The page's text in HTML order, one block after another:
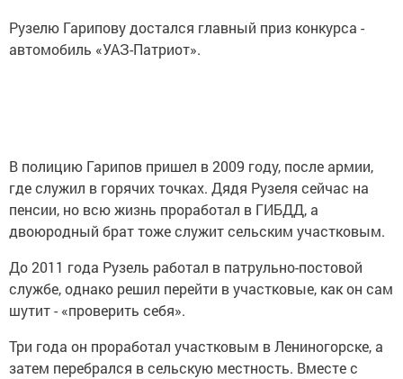
Рузелю Гарипову достался главный приз конкурса -
автомобиль «УАЗ-Патриот».
В полицию Гарипов пришел в 2009 году, после армии,
где служил в горячих точках. Дядя Рузеля сейчас на
пенсии, но всю жизнь проработал в ГИБДД, а
двоюродный брат тоже служит сельским участковым.
До 2011 года Рузель работал в патрульно-постовой
службе, однако решил перейти в участковые, как он сам
шутит - «проверить себя».
Три года он проработал участковым в Лениногорске, а
затем перебрался в сельскую местность. Вместе с